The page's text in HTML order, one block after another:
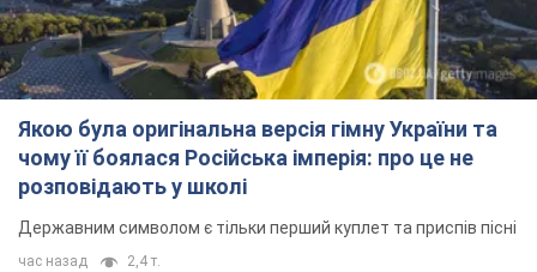
Якою була оригінальна версія гімну України та
чому її боялася Російська імперія: про це не
розповідають у школі
Державним символом є тільки перший куплет та приспів пісні
час назад 2,4 т.